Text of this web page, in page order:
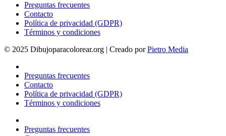
Preguntas frecuentes
Contacto
Política de privacidad (GDPR)
Términos y condiciones
© 2025 Dibujoparacolorear.org | Creado porPietro Media
Preguntas frecuentes
Contacto
Política de privacidad (GDPR)
Términos y condiciones
Preguntas frecuentes